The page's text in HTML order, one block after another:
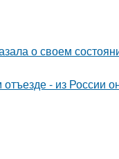
о своем
- из России